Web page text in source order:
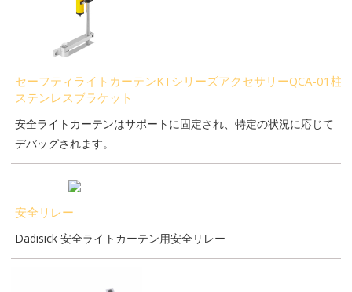
セーフティライトカーテンKTシリーズアクセサリーQCA-01柱
ステンレスブラケット
安全ライトカーテンはサポートに固定され、特定の状況に応じて
デバッグされます。
安全リレー
Dadisick 安全ライトカーテン用安全リレー